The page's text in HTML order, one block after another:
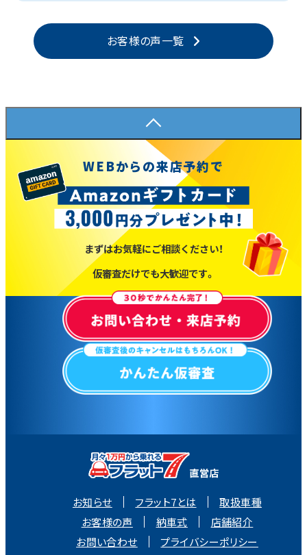
お客様の声一覧
WEBからの来店予約で
まずはお気軽にご相談ください！
仮審査だけでも大歓迎です。
お知らせ フラット7とは
取扱車種
お客様の声
納車式
店舗紹介
お問い合わせ
プライバシーポリシー